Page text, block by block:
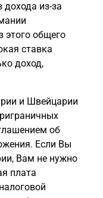
дохода из-за
этого общего
ставка
доход,
и Швейцарии
об
Если Вы
Вам не нужно
плата